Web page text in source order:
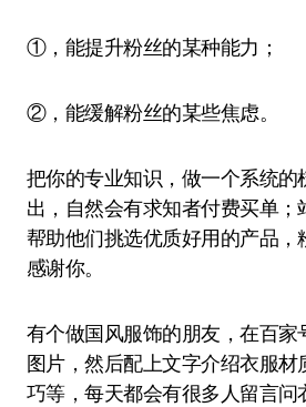
①，能提升粉丝的某种能力；
②，能缓解粉丝的某些焦虑。
把你的专业知识，做一个系统的
出，自然会有求知者付费买单；
帮助他们挑选优质好用的产品，
感谢你。
有个做国风服饰的朋友，在百家
图片，然后配上文字介绍衣服材
巧等，每天都会有很多人留言问